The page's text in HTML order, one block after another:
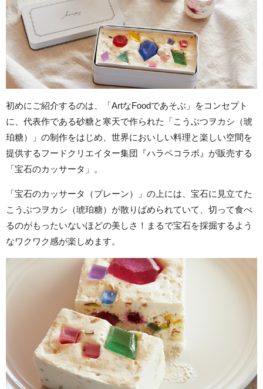
初めにご紹介するのは、「ArtなFoodであそぶ」をコンセプト
に、代表作である砂糖と寒天で作られた「こうぶつヲカシ（琥
珀糖）」の制作をはじめ、世界においしい料理と楽しい空間を
提供するフードクリエイター集団『ハラペコラボ』が販売する
「宝石のカッサータ」。
「宝石のカッサータ（プレーン）」の上には、宝石に見立てた
こうぶつヲカシ（琥珀糖）が散りばめられていて、切って食べ
るのがもったいないほどの美しさ！まるで宝石を採掘するよう
なワクワク感が楽しめます。